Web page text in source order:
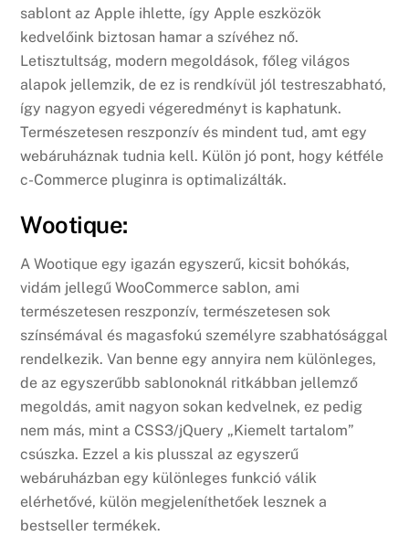
sablont az Apple ihlette, így Apple eszközök
kedvelőink biztosan hamar a szívéhez nő.
Letisztultság, modern megoldások, főleg világos
alapok jellemzik, de ez is rendkívül jól testreszabható,
így nagyon egyedi végeredményt is kaphatunk.
Természetesen reszponzív és mindent tud, amt egy
webáruháznak tudnia kell. Külön jó pont, hogy kétféle
c-Commerce pluginra is optimalizálták.
Wootique:
A Wootique egy igazán egyszerű, kicsit bohókás,
vidám jellegű WooCommerce sablon, ami
természetesen reszponzív, természetesen sok
színsémával és magasfokú személyre szabhatósággal
rendelkezik. Van benne egy annyira nem különleges,
de az egyszerűbb sablonoknál ritkábban jellemző
megoldás, amit nagyon sokan kedvelnek, ez pedig
nem más, mint a CSS3/jQuery „Kiemelt tartalom”
csúszka. Ezzel a kis plusszal az egyszerű
webáruházban egy különleges funkció válik
elérhetővé, külön megjeleníthetőek lesznek a
bestseller termékek.